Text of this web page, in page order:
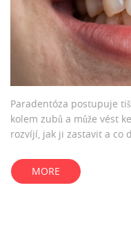
Paradentóza postupuje
kolem zubů a může vést
rozvíjí, jak ji zastavit a co
MORE